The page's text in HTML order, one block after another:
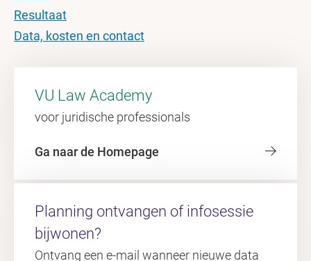
Resultaat
Data, kosten en contact
VU Law Academy
voor juridische professionals
Ga naar de Homepage
Planning ontvangen of infosessie
bijwonen?
Ontvang een e-mail wanneer nieuwe data